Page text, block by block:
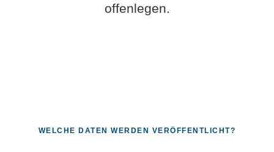
offenlegen.
WELCHE DATEN WERDEN VERÖFFENTLICHT?